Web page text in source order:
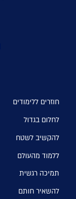
חוזרים ללימודים
לחלום בגדול
להקשיב לשטח
ללמוד מהעולם
תמיכה רגשית
להשאיר חותם